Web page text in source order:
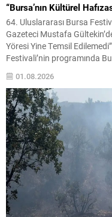
“Bursa’nın Kültürel
64. Uluslararası Bursa
Gazeteci Mustafa
Yöresi Yine Temsil
Festivali’nin programında
taşıdı. Gazeteci Mustafa
değerlendirmede, Bursa’nın...
01.08.2026